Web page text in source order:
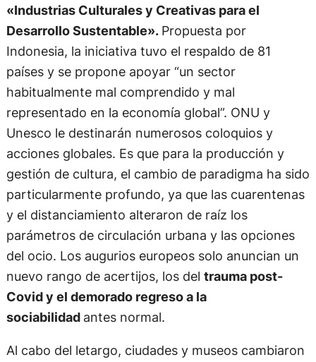
«Industrias Culturales y Creativas para el
Desarrollo Sustentable». Propuesta por
Indonesia, la iniciativa tuvo el respaldo de 81
países y se propone apoyar “un sector
habitualmente mal comprendido y mal
representado en la economía global”. ONU y
Unesco le destinarán numerosos coloquios y
acciones globales. Es que para la producción y
gestión de cultura, el cambio de paradigma ha sido
particularmente profundo, ya que las cuarentenas
y el distanciamiento alteraron de raíz los
parámetros de circulación urbana y las opciones
del ocio. Los augurios europeos solo anuncian un
nuevo rango de acertijos, los del trauma post-
Covid y el demorado regreso a la
sociabilidad antes normal.
Al cabo del letargo, ciudades y museos cambiaron